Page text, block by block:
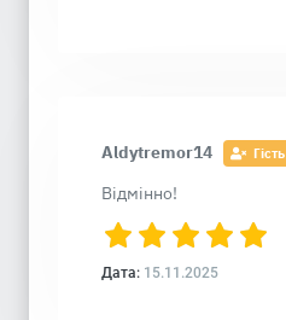
Aldytremor14 Гість
Відмінно!
Дата: 15.11.2025